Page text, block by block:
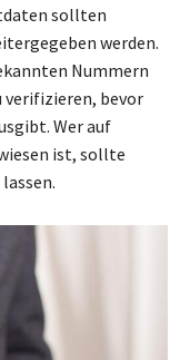
sollten
werden.
Nummern
verifizieren, bevor
Wer auf
ist, sollte